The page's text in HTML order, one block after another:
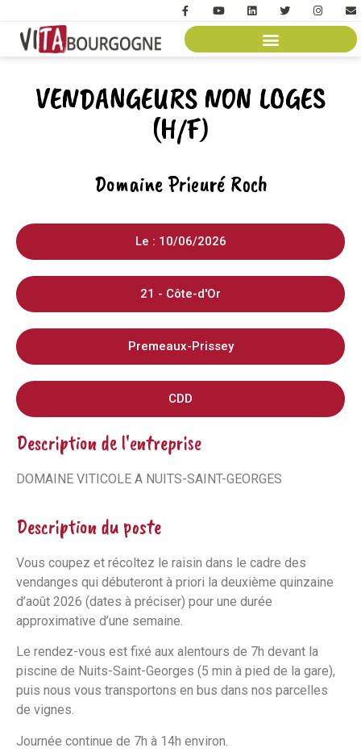
VENDANGEURS NON LOGES
(H/F)
Domaine Prieuré Roch
Le : 10/06/2026
21 - Côte-d'Or
Premeaux-Prissey
CDD
Description de l'entreprise
DOMAINE VITICOLE A NUITS-SAINT-GEORGES
Description du poste
Vous coupez et récoltez le raisin dans le cadre des
vendanges qui débuteront à priori la deuxième quinzaine
d’août 2026 (dates à préciser) pour une durée
approximative d’une semaine.
Le rendez-vous est fixé aux alentours de 7h devant la
piscine de Nuits-Saint-Georges (5 min à pied de la gare),
puis nous vous transportons en bus dans nos parcelles
de vignes.
Journée continue de 7h à 14h environ.